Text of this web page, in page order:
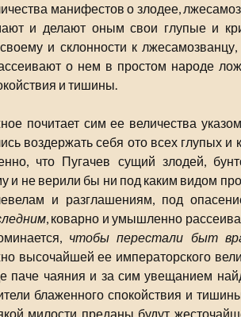
манифестов о злодее,
и делают оным свои глупые и
и склонности к
о нем в простом народе
и тишины.
почитает сим ее величества
воздержать себя ото всех глупых и
что Пугачев сущий злодей,
и не верили бы ни под каким видом
и разглашениям, под
, коварно и умышленно
чтобы перестали быт
высочайшей ее императорского
паче чаяния и за сим увещанием
блаженного спокойствия и
милости преданы будут